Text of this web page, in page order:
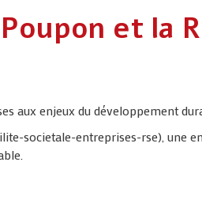
et la
aux enjeux du développement
societale-entreprises-rse), une